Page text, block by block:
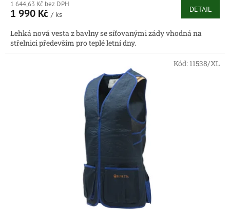
1 644,63 Kč bez DPH
1 990 Kč / ks
DETAIL
Lehká nová vesta z bavlny se síťovanými zády vhodná na
střelnici především pro teplé letní dny.
Kód: 11538/XL